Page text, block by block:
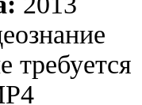
требуется